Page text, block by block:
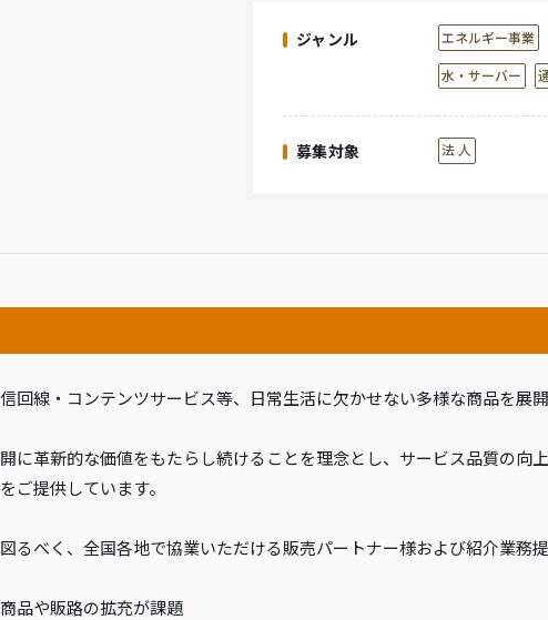
ジャンル エネルギー事業
水・サーバー
募集対象 法 人
回線・コンテンツサービス等、日常生活に欠かせない多様な商品を展開
に革新的な価値をもたらし続けることを理念とし、サービス品質の向
ご提供しています。
るべく、全国各地で協業いただける販売パートナー様および紹介業務
品や販路の拡充が課題